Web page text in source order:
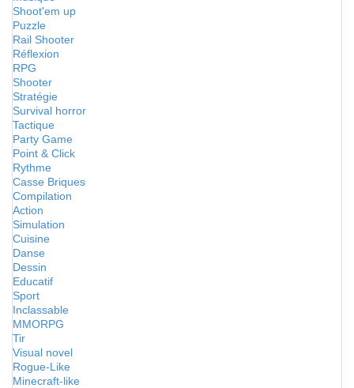
Shoot'em up
Puzzle
Rail Shooter
Réflexion
RPG
Shooter
Stratégie
Survival horror
Tactique
Party Game
Point & Click
Rythme
Casse Briques
Compilation
Action
Simulation
Cuisine
Danse
Dessin
Educatif
Sport
Inclassable
MMORPG
Tir
Visual novel
Rogue-Like
Minecraft-like